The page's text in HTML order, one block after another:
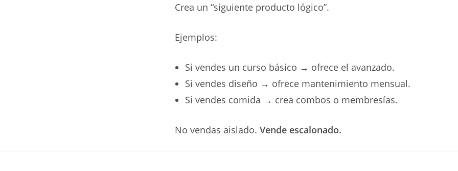
Crea un “siguiente producto lógico”.
Ejemplos:
Si vendes un curso básico → ofrece el avanzado.
Si vendes diseño → ofrece mantenimiento mensual.
Si vendes comida → crea combos o membresías.
No vendas aislado. Vende escalonado.